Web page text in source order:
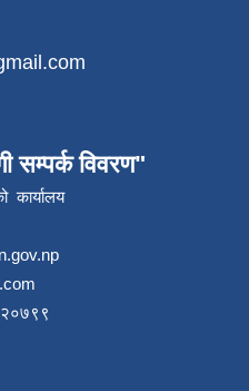
सम्पर्क विवरण"
कार्यालय